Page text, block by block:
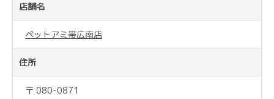
店舗名
ペットアミ帯広南店
住所
〒 080-0871